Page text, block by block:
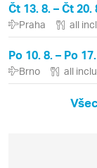
Čt 13. 8. – Čt 20.
Praha all
Po 10. 8. – Po
Brno all